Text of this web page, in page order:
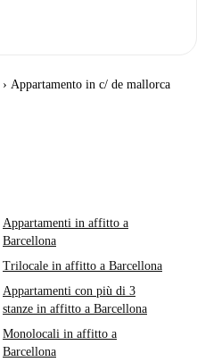
› Appartamento in c/ de mallorca
Appartamenti in affitto a
Barcellona
Trilocale in affitto a Barcellona
Appartamenti con più di 3
stanze in affitto a Barcellona
Monolocali in affitto a
Barcellona